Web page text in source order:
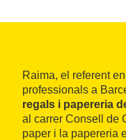
Raima, el referent
professionals a
regals i papereria
al carrer Consell de
paper i la papereria